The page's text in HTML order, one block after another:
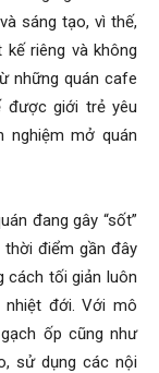
sáng tạo, vì thế,
riêng và không
những quán cafe
giới trẻ yêu
nghiệm mở quán
đang gây “sốt”
thời điểm gần đây
cách tối giản luôn
đới. Với mô
ốp cũng như
sử dụng các nội